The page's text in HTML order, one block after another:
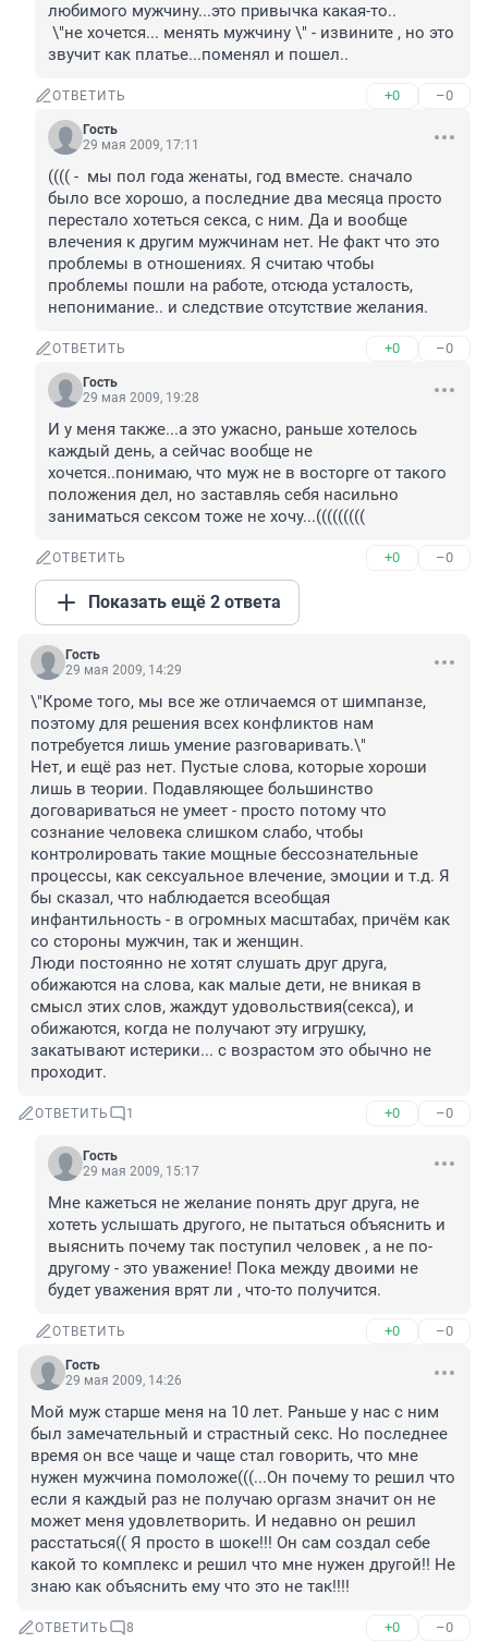
любимого мужчину...это привычка какая-то..
\"не хочется... менять мужчину \" - извините , но это
звучит как платье...поменял и пошел..
ОТВЕТИТЬ +0 –0
Гость
29 мая 2009, 17:11
(((( -  мы пол года женаты, год вместе. сначало
было все хорошо, а последние два месяца просто
перестало хотеться секса, с ним. Да и вообще
влечения к другим мужчинам нет. Не факт что это
проблемы в отношениях. Я считаю чтобы
проблемы пошли на работе, отсюда усталость,
непонимание.. и следствие отсутствие желания.
ОТВЕТИТЬ +0 –0
Гость
29 мая 2009, 19:28
И у меня также...а это ужасно, раньше хотелось
каждый день, а сейчас вообще не
хочется..понимаю, что муж не в восторге от такого
положения дел, но заставляь себя насильно
заниматься сексом тоже не хочу...(((((((((
ОТВЕТИТЬ +0 –0
Показать ещё 2 ответа
Гость
29 мая 2009, 14:29
\"Кроме того, мы все же отличаемся от шимпанзе,
поэтому для решения всех конфликтов нам
потребуется лишь умение разговаривать.\"
Нет, и ещё раз нет. Пустые слова, которые хороши
лишь в теории. Подавляющее большинство
договариваться не умеет - просто потому что
сознание человека слишком слабо, чтобы
контролировать такие мощные бессознательные
процессы, как сексуальное влечение, эмоции и т.д. Я
бы сказал, что наблюдается всеобщая
инфантильность - в огромных масштабах, причём как
со стороны мужчин, так и женщин.
Люди постоянно не хотят слушать друг друга,
обижаются на слова, как малые дети, не вникая в
смысл этих слов, жаждут удовольствия(секса), и
обижаются, когда не получают эту игрушку,
закатывают истерики... с возрастом это обычно не
ОТВЕТИТЬ 1 +0 –0
Гость
29 мая 2009, 15:17
Мне кажеться не желание понять друг друга, не
хотеть услышать другого, не пытаться объяснить и
выяснить почему так поступил человек , а не по-
другому - это уважение! Пока между двоими не
будет уважения врят ли , что-то получится.
ОТВЕТИТЬ +0 –0
Гость
29 мая 2009, 14:26
Мой муж старше меня на 10 лет. Раньше у нас с ним
был замечательный и страстный секс. Но последнее
время он все чаще и чаще стал говорить, что мне
нужен мужчина помоложе(((...Он почему то решил что
если я каждый раз не получаю оргазм значит он не
может меня удовлетворить. И недавно он решил
расстаться(( Я просто в шоке!!! Он сам создал себе
какой то комплекс и решил что мне нужен другой!! Не
знаю как объяснить ему что это не так!!!!
ОТВЕТИТЬ 8 +0 –0